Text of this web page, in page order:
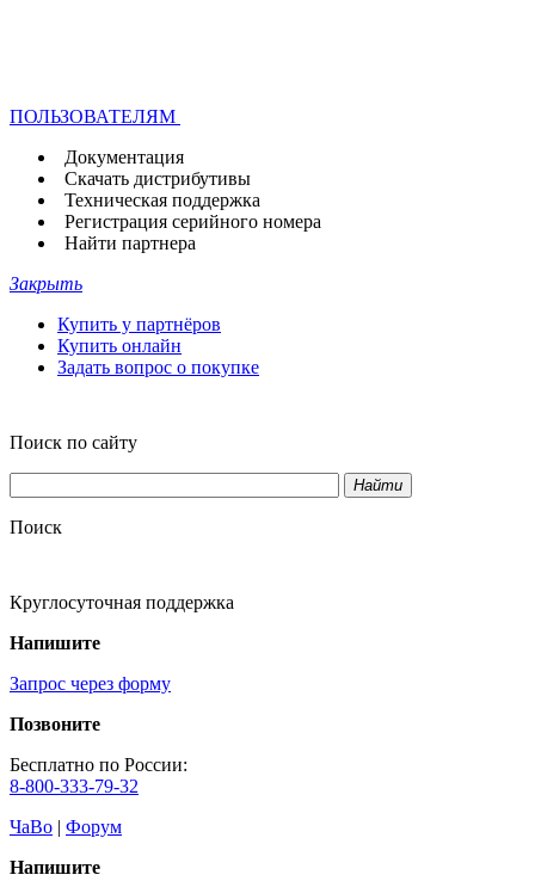
ПОЛЬЗОВАТЕЛЯМ
Документация
Скачать дистрибутивы
Техническая поддержка
Регистрация серийного номера
Найти партнера
Закрыть
Купить у партнёров
Купить онлайн
Задать вопрос о покупке
Поиск по сайту
Найти
Поиск
Круглосуточная поддержка
Напишите
Запрос через форму
Позвоните
Бесплатно по России:
8-800-333-79-32
ЧаВо | Форум
Напишите